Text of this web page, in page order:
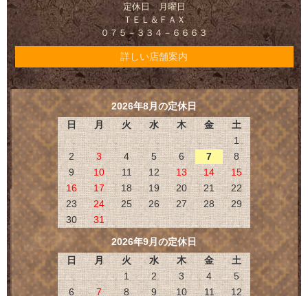
定休日 月曜日
ＴＥＬ＆ＦＡＸ
０７５－３３４－６６６３
詳しい店舗案内
2026年8月の定休日
日
月 火 水 木 金
土
1
2
3 4 5 6 7
8
9
10 11 12 13 14
15
16
17 18 19 20 21
22
23
24 25 26 27 28
29
30
31
2026年9月の定休日
日
月 火 水 木 金
土
1
2 3 4
5
6
7 8 9 10 11 12